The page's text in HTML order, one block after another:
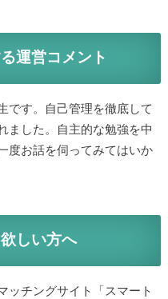
運営コメント
です。自己管理を徹底して
ました。自主的な勉強を中
度お話を伺ってみてはいか
しい方へ
ッチングサイト「スマート